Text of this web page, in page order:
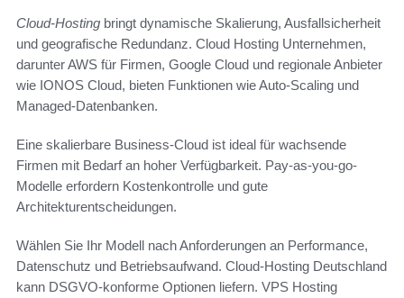
Cloud-Hosting bringt dynamische Skalierung, Ausfallsicherheit
und geografische Redundanz. Cloud Hosting Unternehmen,
darunter AWS für Firmen, Google Cloud und regionale Anbieter
wie IONOS Cloud, bieten Funktionen wie Auto-Scaling und
Managed-Datenbanken.
Eine skalierbare Business-Cloud ist ideal für wachsende
Firmen mit Bedarf an hoher Verfügbarkeit. Pay-as-you-go-
Modelle erfordern Kostenkontrolle und gute
Architekturentscheidungen.
Wählen Sie Ihr Modell nach Anforderungen an Performance,
Datenschutz und Betriebsaufwand. Cloud-Hosting Deutschland
kann DSGVO-konforme Optionen liefern. VPS Hosting